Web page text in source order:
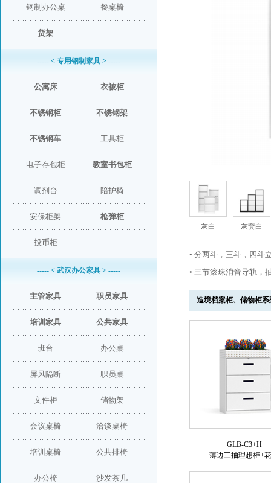
钢制办公桌 餐桌椅
货架
----- < 专用钢制家具 > -----
公寓床 衣被柜
不锈钢柜 不锈钢架
不锈钢车 工具柜
电子存包柜 教室书包柜
调剂台 陪护椅
安保柜架 枪弹柜
投币柜
----- < 武汉办公家具 > -----
主管家具 职员家具
培训家具 公共家具
班台 办公桌
屏风隔断 职员桌
文件柜 储物架
会议桌椅 洽谈桌椅
培训桌椅 公共排椅
办公椅 沙发茶几
灰白 灰套白
• 分两斗，三斗，四斗
• 三节滚珠消音导轨，
造境档案柜、储物柜系
GLB-C3+H
薄边三抽理想柜+